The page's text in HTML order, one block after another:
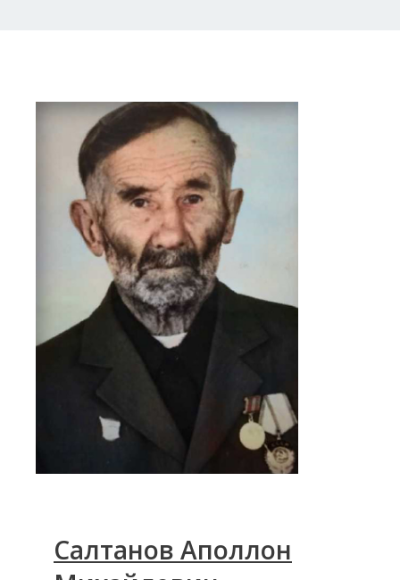
Салтанов Аполлон